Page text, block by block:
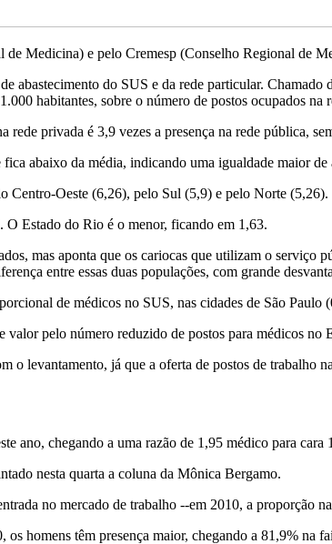
Medicina) e pelo Cremesp (Conselho Regional de
abastecimento do SUS e da rede particular.
habitantes, sobre o número de postos ocupados na
privada é 3,9 vezes a presença na rede pública,
abaixo da média, indicando uma igualdade maior
Centro-Oeste (6,26), pelo Sul (5,9) e pelo Norte (5,26).
Estado do Rio é o menor, ficando em 1,63.
mas aponta que os cariocas que utilizam o
entre essas duas populações, com grande
de médicos no SUS, nas cidades de São
valor pelo número reduzido de postos para médicos no
o levantamento, já que a oferta de postos de trabalho
ano, chegando a uma razão de 1,95 médico para cara
nesta quarta a coluna da Mônica Bergamo.
no mercado de trabalho --em 2010, a proporção
homens têm presença maior, chegando a 81,9% na